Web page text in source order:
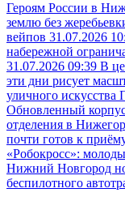
Героям России в
землю без
вейпов 31.07.2026
набережной
31.07.2026 09:39 В
эти дни рисует
уличного
Обновленный
отделения в
почти готов к
«Робокросс»:
Нижний Новгород
беспилотного